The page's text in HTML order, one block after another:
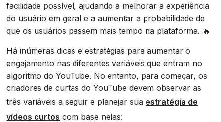
facilidade possível, ajudando a melhorar a experiência
do usuário em geral e a aumentar a probabilidade de
que os usuários passem mais tempo na plataforma. 🔥
Há inúmeras dicas e estratégias para aumentar o
engajamento nas diferentes variáveis que entram no
algoritmo do YouTube. No entanto, para começar, os
criadores de curtas do YouTube devem observar as
três variáveis a seguir e planejar sua estratégia de
vídeos curtos com base nelas: